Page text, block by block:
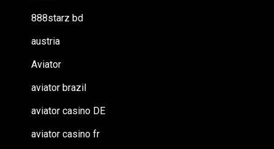
888starz bd
austria
Aviator
aviator brazil
aviator casino DE
aviator casino fr